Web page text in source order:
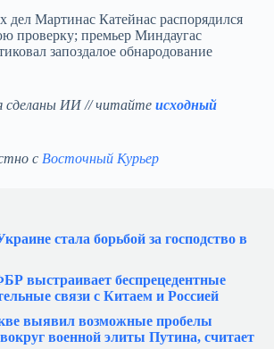
дел Мартинас Катейнас распорядился
проверку; премьер Миндаугас
запоздалое обнародование
сделаны ИИ // читайте исходный
с Восточный Курьер
стала борьбой за господство в
выстраивает беспрецедентные
связи с Китаем и Россией
выявил возможные пробелы
вокруг военной элиты Путина, считает